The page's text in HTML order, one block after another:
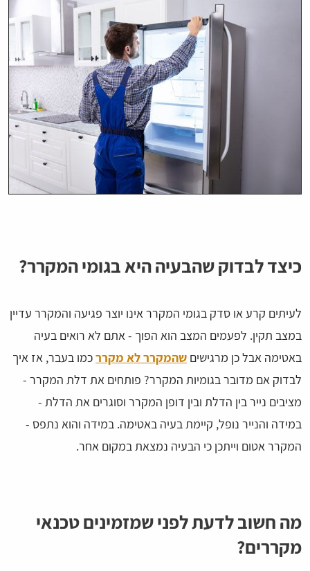
כיצד לבדוק שהבעיה היא בגומי המקרר?
לעיתים קרע או סדק בגומי המקרר אינו יוצר פגיעה והמקרר עדיין
במצב תקין. לפעמים המצב הוא הפוך - אתם לא רואים בעיה
באטימה אבל כן מרגישים שהמקרר לא מקררכמו בעבר, אז איך
לבדוק אם מדובר בגומיות המקרר? פותחים את דלת המקרר -
מציבים נייר בין הדלת ובין דופן המקרר וסוגרים את הדלת -
במידה והנייר נופל, קיימת בעיה באטימה. במידה והוא נתפס -
המקרר אטום וייתכן כי הבעיה נמצאת במקום אחר.
מה חשוב לדעת לפני שמזמינים טכנאי
מקררים?